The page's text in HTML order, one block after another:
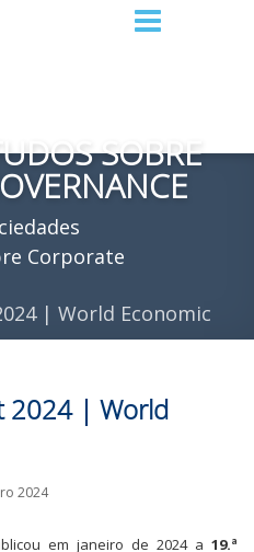
SOBRE
Corporate
| World Economic
2024 | World
2024
em janeiro de 2024 a 19.ª